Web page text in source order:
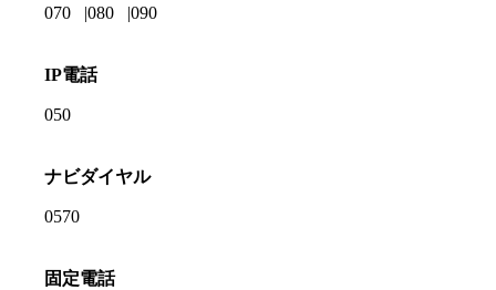
070 080 090
IP電話
050
ナビダイヤル
0570
固定電話